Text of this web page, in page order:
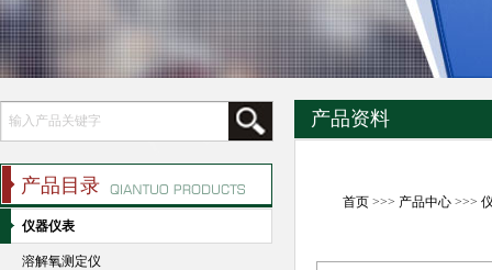
产品资料
首页>>> 产品中心>>>
产品目录
仪器仪表
溶解氧测定仪